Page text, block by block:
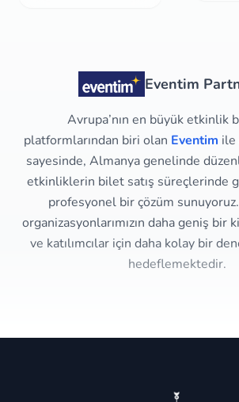
Eventim
Avrupa’nın en büyük etkinlik
platformlarından biri olan Eventim ile
sayesinde, Almanya genelinde
etkinliklerin bilet satış süreçlerinde
profesyonel bir çözüm
organizasyonlarımızın daha geniş bir
ve katılımcılar için daha kolay bir
hedeflemektedir.